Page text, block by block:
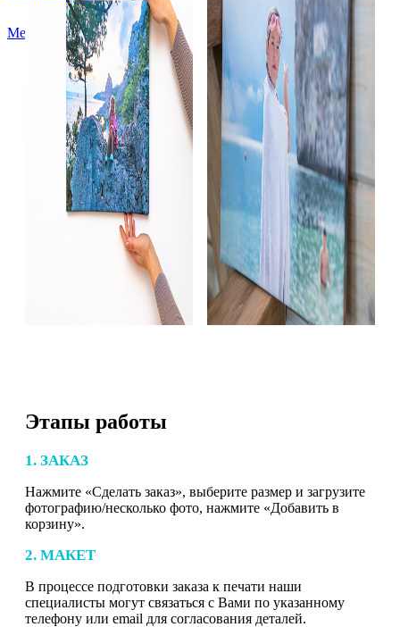
Меню
Этапы работы
1. ЗАКАЗ
Нажмите «Сделать заказ», выберите размер и загрузите
фотографию/несколько фото, нажмите «Добавить в
корзину».
2. МАКЕТ
В процессе подготовки заказа к печати наши
специалисты могут связаться с Вами по указанному
телефону или email для согласования деталей.